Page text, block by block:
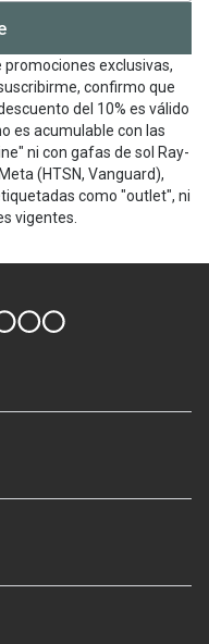
exclusivas,
confirmo que
del 10% es válido
es acumulable con las
ni con gafas de sol Ray-
(HTSN, Vanguard),
como "outlet", ni
vigentes.